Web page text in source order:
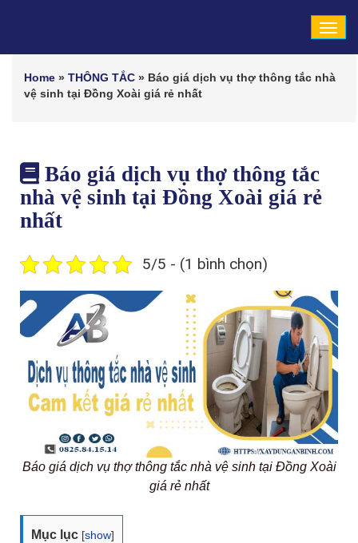
Home » THÔNG TẮC » Báo giá dịch vụ thợ thông tắc nhà
vệ sinh tại Đồng Xoài giá rẻ nhất
Báo giá dịch vụ thợ thông tắc
nhà vệ sinh tại Đồng Xoài giá rẻ
nhất
5/5 - (1 bình chọn)
Báo giá dịch vụ thợ thông tắc nhà vệ sinh tại Đồng Xoài
giá rẻ nhất
Mục lục [show]